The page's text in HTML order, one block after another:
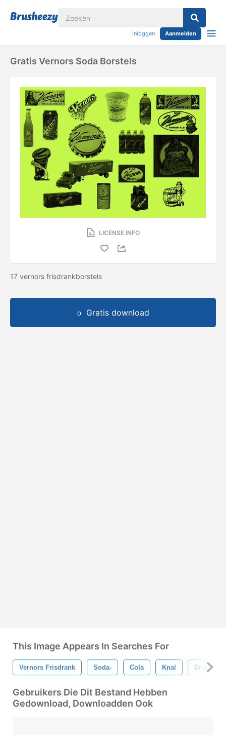
Inloggen Aanmelden
Gratis Vernors Soda Borstels
LICENSE INFO
17 vernors frisdrankborstels
Gratis download
This Image Appears In Searches For
Vernors Frisdrank Soda- Cola Knal Drinken
Gebruikers Die Dit Bestand Hebben
Gedownload, Downloadden Ook